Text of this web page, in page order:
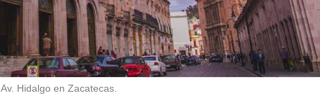
Av. Hidalgo en Zacatecas.